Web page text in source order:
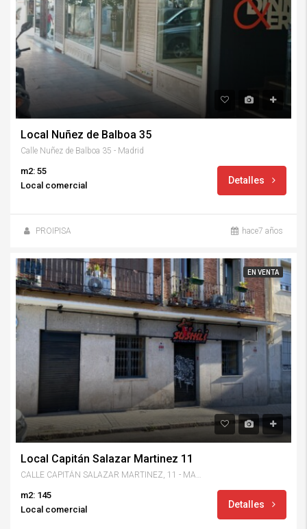
Local Nuñez de Balboa 35
Calle Nuñez de Balboa 35 - Madrid
m2: 55
Local comercial
Detalles
PROIPISA hace7 años
EN VENTA
Local Capitán Salazar Martinez 11
CALLE CAPITÁN SALAZAR MARTINEZ, 11 - MADRID
m2: 145
Local comercial
Detalles